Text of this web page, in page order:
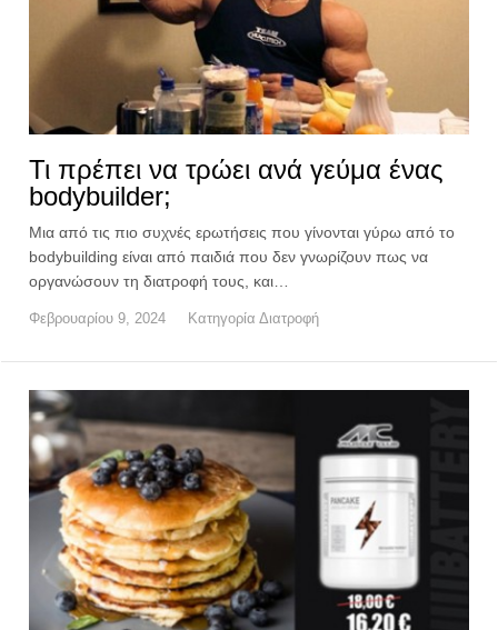
Τι πρέπει να τρώει ανά γεύμα ένας
bodybuilder;
Μια από τις πιο συχνές ερωτήσεις που γίνονται γύρω από το
bodybuilding είναι από παιδιά που δεν γνωρίζουν πως να
οργανώσουν τη διατροφή τους, και…
Φεβρουαρίου 9, 2024 Κατηγορία Διατροφή